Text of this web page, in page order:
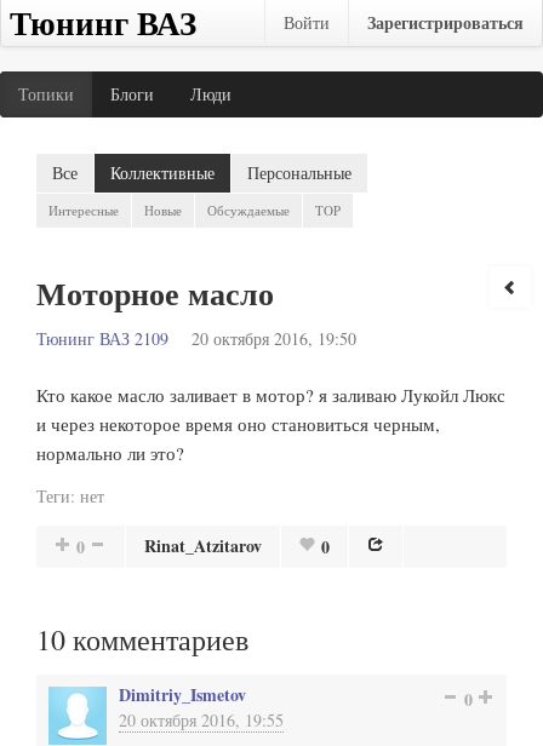
Тюнинг ВАЗ Войти Зарегистрироваться
Топики Блоги Люди
Все Коллективные Персональные
Интересные Новые Обсуждаемые TOP
Моторное масло
Тюнинг ВАЗ 2109 20 октября 2016, 19:50
Кто какое масло заливает в мотор? я заливаю Лукойл Люкс
и через некоторое время оно становиться черным,
нормально ли это?
Теги: нет
0 Rinat_Atzitarov 0
10комментариев
Dimitriy_Ismetov
20 октября 2016, 19:55
0